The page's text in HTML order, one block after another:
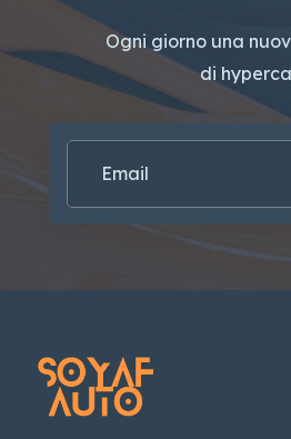
Ogni giorno una
di